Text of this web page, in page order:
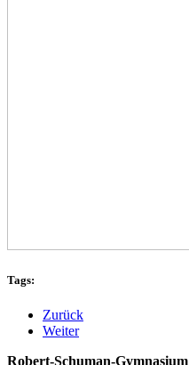
Tags:
Zurück
Weiter
Robert-Schuman-Gymnasium